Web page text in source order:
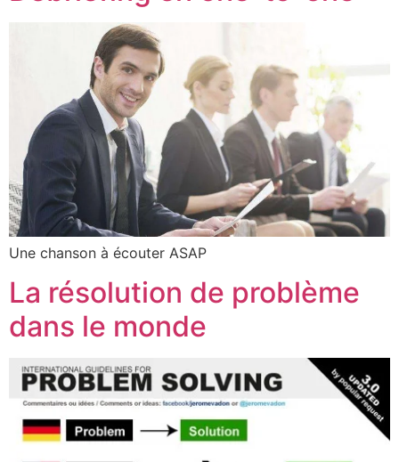
Une chanson à écouter ASAP
La résolution de problème
dans le monde